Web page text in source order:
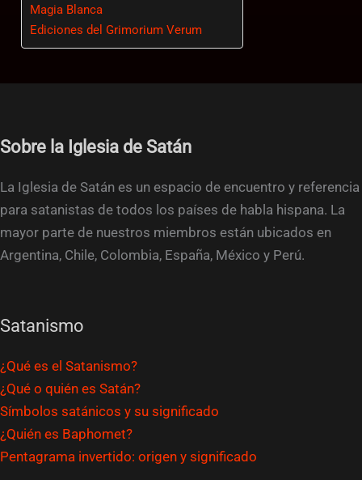
Magia Blanca
Ediciones del Grimorium Verum
Sobre la Iglesia de Satán
La Iglesia de Satán es un espacio de encuentro y referencia
para satanistas de todos los países de habla hispana. La
mayor parte de nuestros miembros están ubicados en
Argentina, Chile, Colombia, España, México y Perú.
Satanismo
¿Qué es el Satanismo?
¿Qué o quién es Satán?
Símbolos satánicos y su significado
¿Quién es Baphomet?
Pentagrama invertido: origen y significado